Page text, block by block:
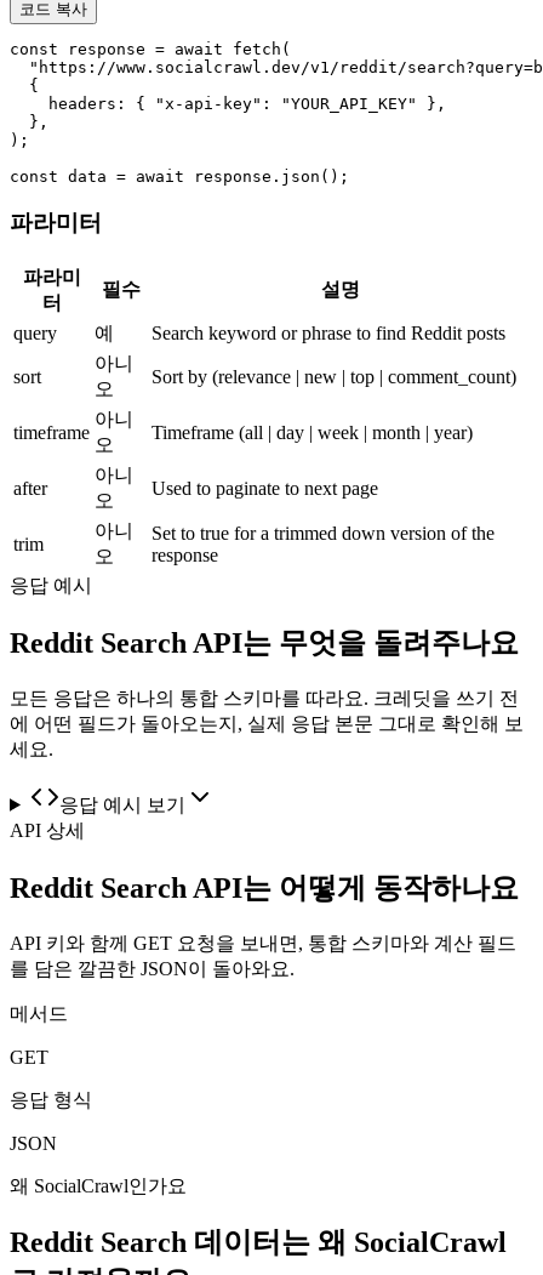
코드 복사
const response = await fetch(
"https://www.socialcrawl.dev/v1/reddit/
  {
    headers: { "x-api-key": "YOUR_API_KEY" },
  },
);
const data = await response.json();
파라미터
파라미
터
필수 설명
query 예 Search keyword or phrase to find Reddit posts
sort
아니
오
Sort by (relevance | new | top | comment_count)
timeframe
아니
오
Timeframe (all | day | week | month | year)
after
아니
오
Used to paginate to next page
trim
아니
오
Set to true for a trimmed down version of the
response
응답 예시
Reddit Search API는 무엇을 돌려주나요
모든 응답은 하나의 통합 스키마를 따라요. 크레딧을 쓰기 전
에 어떤 필드가 돌아오는지, 실제 응답 본문 그대로 확인해 보
세요.
응답 예시 보기
API 상세
Reddit Search API는 어떻게 동작하나요
API 키와 함께 GET 요청을 보내면, 통합 스키마와 계산 필드
를 담은 깔끔한 JSON이 돌아와요.
메서드
GET
응답 형식
JSON
왜 SocialCrawl인가요
Reddit Search 데이터는 왜 SocialCrawl